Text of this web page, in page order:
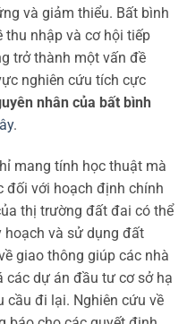
và giảm thiểu. Bất bình
thu nhập và cơ hội tiếp
trở thành một vấn đề
nghiên cứu tích cực
nhân của bất bình
.
mang tính học thuật mà
đối với hoạch định chính
thị trường đất đai có thể
hoạch và sử dụng đất
giao thông giúp các nhà
các dự án đầu tư cơ sở hạ
cầu đi lại. Nghiên cứu về